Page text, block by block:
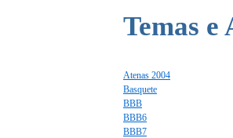
Temas e
Atenas 2004
Basquete
BBB
BBB6
BBB7